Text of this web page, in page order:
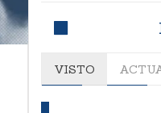
VISTO